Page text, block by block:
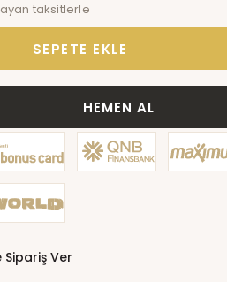
taksitlerle
SEPETE EKLE
HEMEN AL
Ver